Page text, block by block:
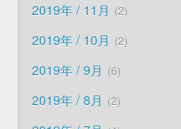
2019年 / 11月 2
2019年 / 10月 2
2019年 / 9月 6
2019年 / 8月 2